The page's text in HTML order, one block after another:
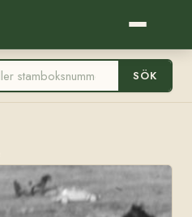
SÖK